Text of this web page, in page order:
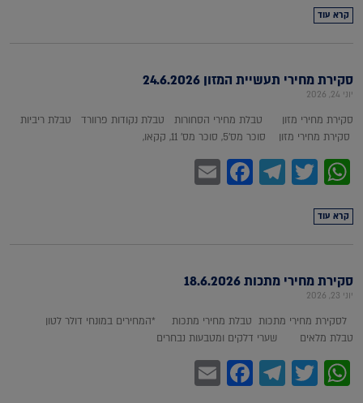
קרא עוד
סקירת מחירי תעשיית המזון 24.6.2026
יוני 24, 2026
סקירת מחירי מזון טבלת מחירי הסחורות טבלת נקודות פרוורד טבלת ריביות
סקירת מחירי מזון סוכר מס'5, סוכר מס' 11, קקאו,
WhatsApp
Twitter
Telegram
Facebook
קרא עוד
סקירת מחירי מתכות 18.6.2026
יוני 23, 2026
לסקירת מחירי מתכות טבלת מחירי מתכות *המחירים במונחי דולר לטון
טבלת מלאים שערי דלקים ומטבעות נבחרים
WhatsApp
Twitter
Telegram
Facebook